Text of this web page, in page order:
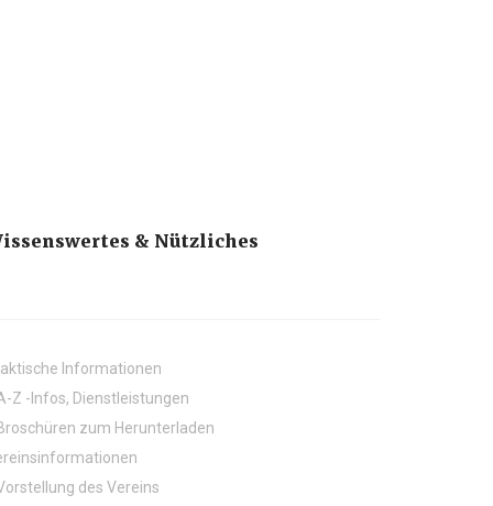
& Nützliches
Informationen
Z -Infos, Dienstleistungen
zum Herunterladen
des Vereins